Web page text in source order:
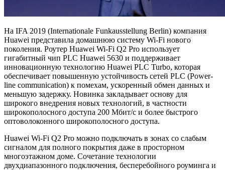
На IFA 2019 (Internationale Funkausstellung Berlin) компания
Huawei представила домашнюю систему Wi-Fi нового
поколения. Роутер Huawei Wi-Fi Q2 Pro использует
гигабитный чип PLC Huawei 5630 и поддерживает
инновационную технологию Huawei PLC Turbo, которая
обеспечивает повышенную устойчивость сетей PLC (Power-
line communication) к помехам, ускоренный обмен данных и
меньшую задержку. Новинка закладывает основу для
широкого внедрения новых технологий, в частности
широкополосного доступа 200 Мбит/с и более быстрого
оптоволоконного широкополосного доступа.
Huawei Wi-Fi Q2 Pro можно подключать в зонах со слабым
сигналом для полного покрытия даже в просторном
многоэтажном доме. Сочетание технологии
двухдиапазонного подключения, бесперебойного роуминга и